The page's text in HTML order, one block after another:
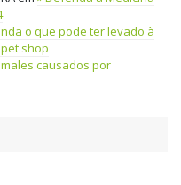
o que pode ter levado à
shop
causados por